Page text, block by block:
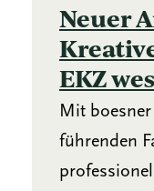
Neuer
EKZ
Mit
führenden